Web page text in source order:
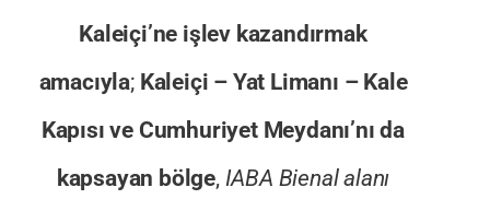
Kaleiçi’ne işlev kazandırmak
amacıyla; Kaleiçi – Yat Limanı – Kale
Kapısı ve Cumhuriyet Meydanı’nı da
kapsayan bölge, IABA Bienal alanı